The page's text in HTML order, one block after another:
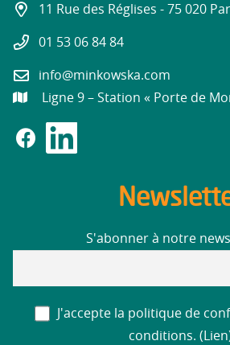
11 Rue des Réglises - 75 020
01 53 06 84 84
info@minkowska.com
Ligne 9 – Station « Porte de
S'abonner à notre
J'accepte la politique de
conditions. ( Lien